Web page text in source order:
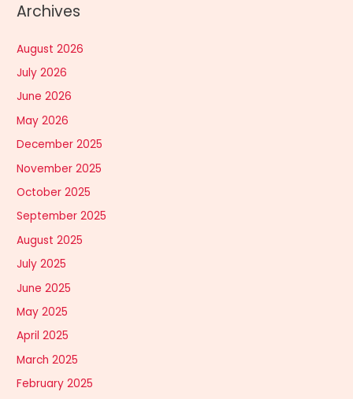
Archives
August 2026
July 2026
June 2026
May 2026
December 2025
November 2025
October 2025
September 2025
August 2025
July 2025
June 2025
May 2025
April 2025
March 2025
February 2025